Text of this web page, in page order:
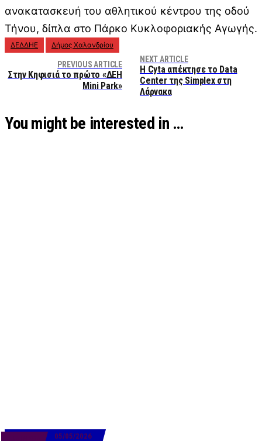
ανακατασκευή του αθλητικού κέντρου της οδού
Τήνου, δίπλα στο Πάρκο Κυκλοφοριακής Αγωγής.
ΔΕΔΔΗΕ Δήμος Χαλανδρίου
PREVIOUS ARTICLE
Στην Κηφισιά το πρώτο «ΔΕΗ
Mini Park»
NEXT ARTICLE
Η Cyta απέκτησε το Data
Center της Simplex στη
Λάρνακα
You might be interested in …
05/05/2026